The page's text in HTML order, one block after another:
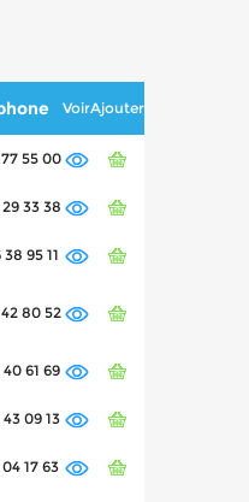
VoirAjouter
55 00
33 38
95 11
80 52
61 69
09 13
17 63